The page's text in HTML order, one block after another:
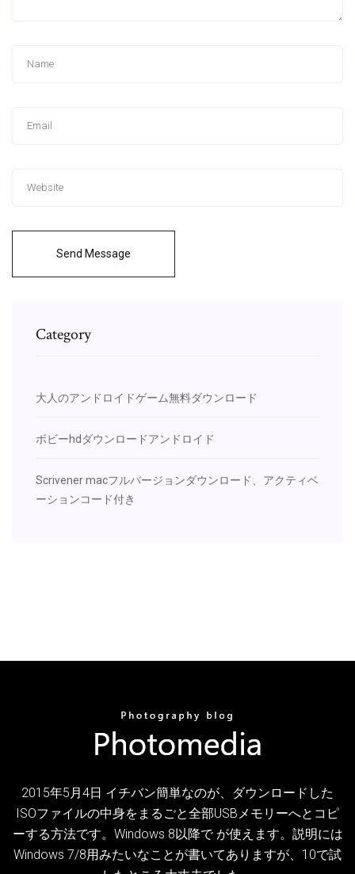
Send Message
Category
大人のアンドロイドゲーム無料ダウンロード
ボビーhdダウンロードアンドロイド
Scrivener macフルバージョンダウンロード、アクティベ
ーションコード付き
2015年5月4日 イチバン簡単なのが、ダウンロードした
ISOファイルの中身をまるごと全部USBメモリーへとコピ
ーする方法です。Windows 8以降で が使えます。説明には
Windows 7/8用みたいなことが書いてありますが、10で試